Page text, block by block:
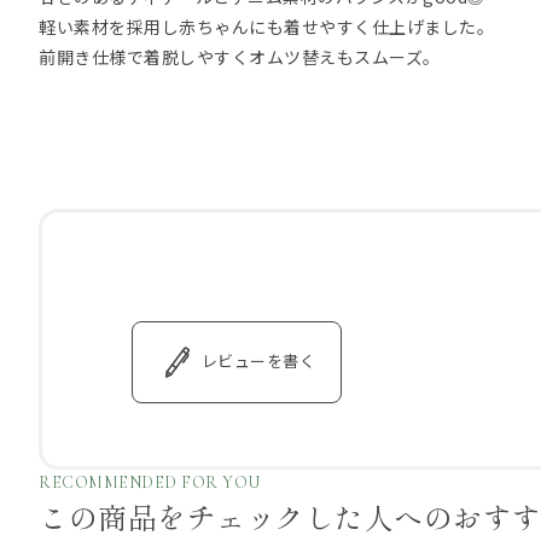
軽い素材を採用し赤ちゃんにも着せやすく仕上げました。
前開き仕様で着脱しやすくオムツ替えもスムーズ。
レビューを書く
RECOMMENDED FOR YOU
この商品をチェックした 人へのおす